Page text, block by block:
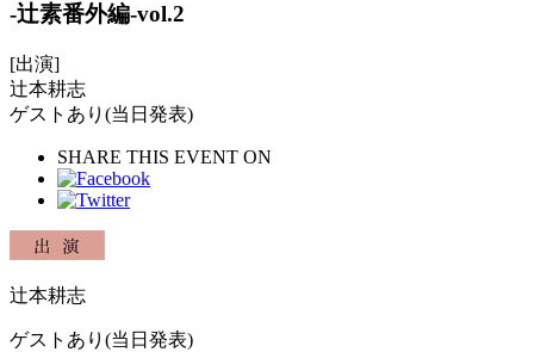
-辻素番外編-vol.2
[出演]
辻本耕志
ゲストあり(当日発表)
SHARE THIS EVENT ON
辻本耕志
ゲストあり(当日発表)